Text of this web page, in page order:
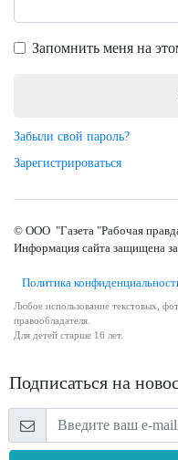
Запомнить меня на
Забыли свой пароль?
Зарегистрироваться
© ООО "Газета "Рабочая
Информация сайта защищена
Политика
Любое использование текстовых,
правообладателя.
Для детей старше 16 лет.
Подписаться на